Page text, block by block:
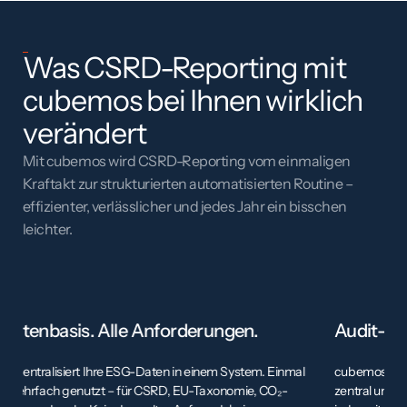
Was CSRD-Reporting mit
cubemos bei Ihnen wirklich
verändert
Mit cubemos wird CSRD-Reporting vom einmaligen
Kraftakt zur strukturierten automatisierten Routine –
effizienter, verlässlicher und jedes Jahr ein bisschen
leichter.
Audit-ready. Ohne Last-Minute-Stress.
cubemos erstellt Audit Trails automatisch, speichert alle Belege
zentral und prüft Plausibilität direkt im System. Ihr Report ist